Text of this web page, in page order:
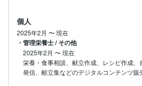
個人
2025年2月 〜現在
・管理栄養士 / その他
2025年2月 〜現在
栄養・食事相談、献立作成、レシピ作成
発信、献立集などのデジタルコンテンツ販